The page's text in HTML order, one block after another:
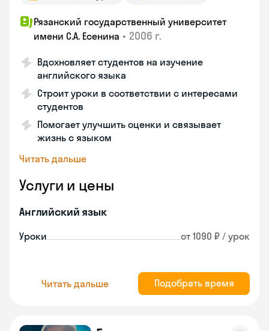
Рязанский государственный университет
имени С.А. Есенина • 2006 г.
Вдохновляет студентов на изучение
английского языка
Строит уроки в соответствии с интересами
студентов
Помогает улучшить оценки и связывает
жизнь с языком
Читать дальше
Услуги и цены
Английский язык
Уроки от 1090 ₽ / урок
Читать дальше Подобрать время